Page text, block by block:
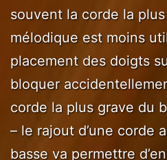
souvent la corde la
mélodique est moins
placement des doigts
bloquer
corde la plus grave du
– le rajout d’une corde
basse va permettre